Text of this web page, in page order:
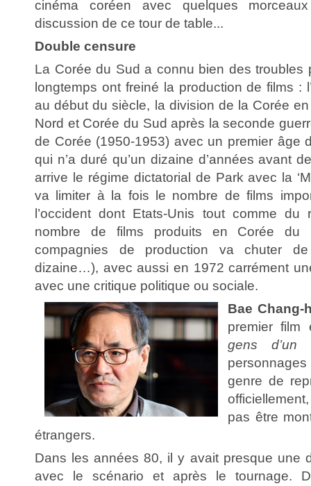
cinéma coréen avec quelques
discussion de ce tour de table...
Double censure
La Corée du Sud a connu bien des troubles
longtemps ont freiné la production de films :
au début du siècle, la division de la Corée
Nord et Corée du Sud après la seconde
de Corée (1950-1953) avec un premier âge
qui n’a duré qu’un dizaine d’années avant
arrive le régime dictatorial de Park avec la
va limiter à la fois le nombre de films
l’occident dont Etats-Unis tout comme du
nombre de films produits en Corée du
compagnies de production va chuter
dizaine…), avec aussi en 1972 carrément
avec une critique politique ou sociale.
Bae
premier
gens d’un
genre de
pas être
étrangers.
Dans les années 80, il y avait presque une
avec le scénario et après le tournage.